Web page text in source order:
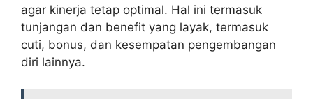
agar kinerja tetap optimal. Hal ini termasuk
tunjangan dan benefit yang layak, termasuk
cuti, bonus, dan kesempatan pengembangan
diri lainnya.